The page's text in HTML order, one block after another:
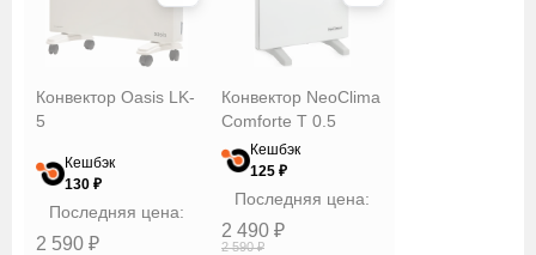
Конвектор Oasis LK-
5
Кешбэк
130 ₽
Последняя цена:
2 590 ₽
Конвектор NeoClima
Comforte T 0.5
Кешбэк
125 ₽
Последняя цена:
2 490 ₽
2 590 ₽